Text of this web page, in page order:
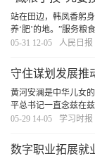
站在田边，韩凤香躬
养‘肥’的地。”服务粮
入人心。下“绣花”功
05-31 12-05 人民日报
守住谋划发展推
黄河安澜是中华儿女
平总书记一直念兹在
调，黄河流域各省区
05-29 14-05 学习时报
数字职业拓展就